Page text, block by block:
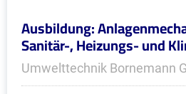
Ausbildung:
Sanitär-, Heizungs- und
Umwelttechnik Bornemann